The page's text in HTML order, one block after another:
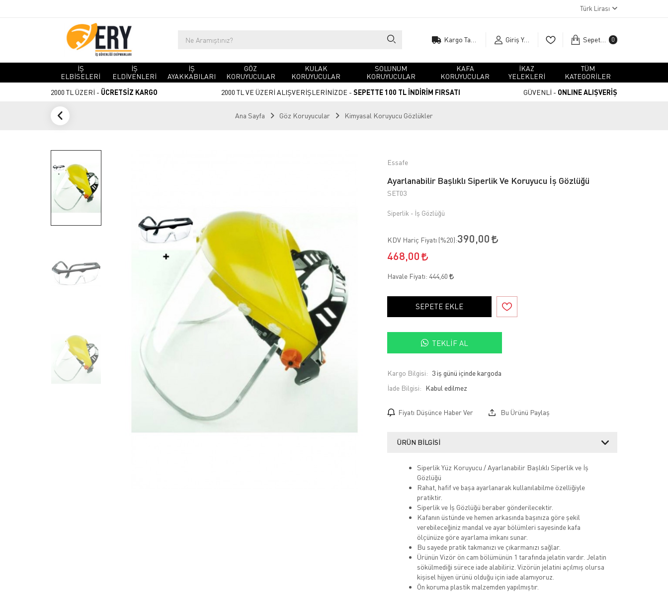
Türk Lirası
Giriş Yap Sepetim 0
İŞ
ELBİSELERİ
İŞ
ELDİVENLERİ
İŞ
AYAKKABILARI
GÖZ
KORUYUCULAR
KULAK
KORUYUCULAR
SOLUNUM
KORUYUCULAR
KAFA
KORUYUCULAR
İKAZ
YELEKLERİ
TÜM
KATEGORİLER
2000 TL ÜZERİ - ÜCRETSİZ KARGO 2000 TL VE ÜZERİ ALIŞVERİŞLERİNİZDE - SEPETTE 100 TL İNDİRİM FIRSATI GÜVENLİ - ONLINE ALIŞVERİŞ
Ana Sayfa Göz Koruyucular Kimyasal Koruyucu Gözlükler
Essafe
Ayarlanabilir Başlıklı Siperlik Ve Koruyucu İş Gözlüğü
SET03
Siperlik - İş Gözlüğü
KDV Hariç Fiyatı (%20):390,00
468,00
Havale Fiyatı: 444,60
SEPETE EKLE
TEKLIF AL
Kargo Bilgisi: 3 iş günü içinde kargoda
İade Bilgisi:
Fiyatı Düşünce Haber Ver Bu Ürünü Paylaş
ÜRÜN BILGISI
Siperlik Yüz Koruyucu / Ayarlanabilir Başlıklı Siperlik ve İş
Gözlüğü
Rahat, hafif ve başa ayarlanarak kullanılabilme özelliğiyle
pratiktir.
Siperlik ve İş Gözlüğü beraber gönderilecektir.
Kafanın üstünde ve hemen arkasında başınıza göre şekil
verebileceğiniz mandal ve ayar bölümleri sayesinde kafa
ölçünüze göre ayarlama imkanı sunar.
Bu sayede pratik takmanızı ve çıkarmanızı sağlar.
Ürünün Vizör ön cam bölümünün 1 tarafında jelatin vardır. Jelatin
sökülmediği sürece iade alabiliriz. Vizörün jelatini açılmış olursa
kişisel hijyen ürünü olduğu için iade alamıyoruz.
Ön koruma plastik malzemden yapılmıştır.